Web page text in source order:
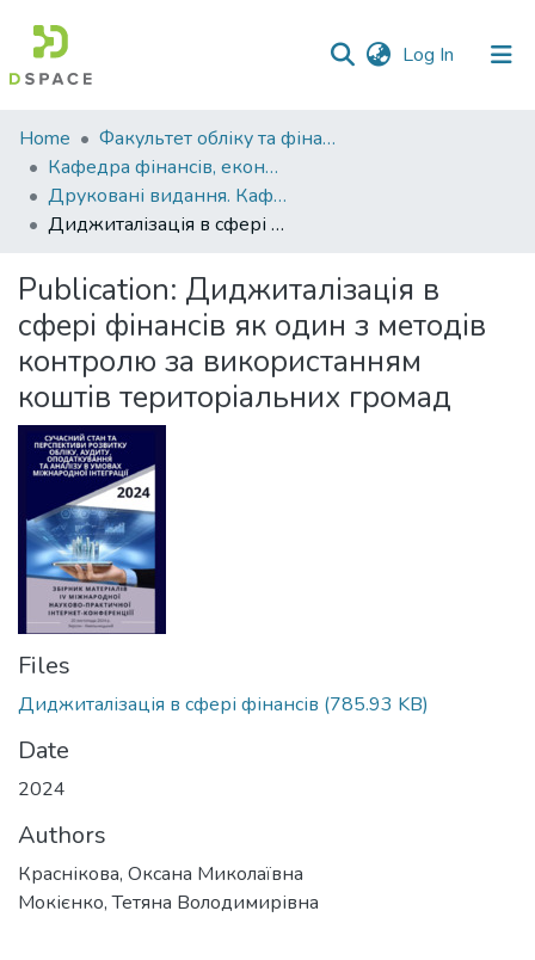
Log In (current)
Communities
&
Collections
All of DSpace
Statistics
Home
Факультет обліку та фінансів
Кафедра фінансів, економічних досліджень і туризму
Друковані видання. Кафедра фінансів, економічних досліджень і туризму
Диджиталізація в сфері фінансів як один з методів контролю за використанням коштів територіальних громад
Publication: Диджиталізація в
сфері фінансів як один з методів
контролю за використанням
коштів територіальних громад
Files
Диджиталізація в сфері фінансів (785.93 KB)
Date
2024
Authors
Краснікова, Оксана Миколаївна
Мокієнко, Тетяна Володимирівна